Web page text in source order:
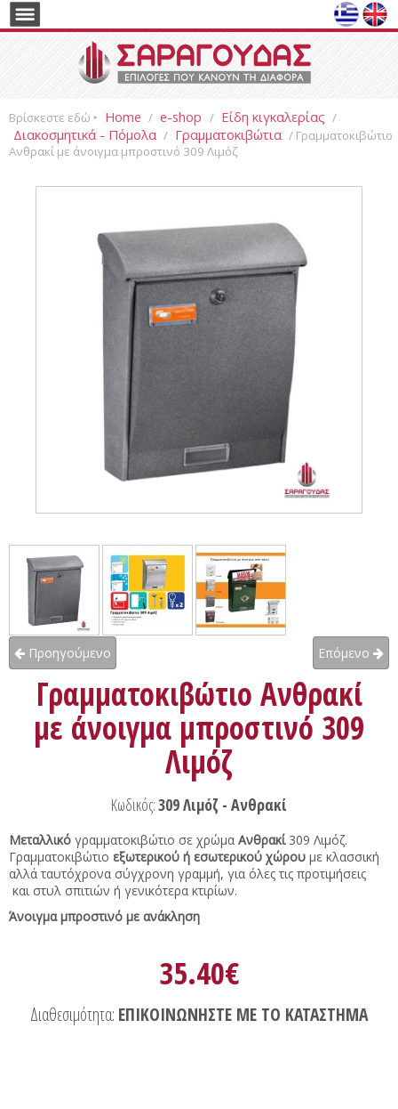
Βρίσκεστε εδώ ‣ Home / e-shop / Είδη κιγκαλερίας /
Διακοσμητικά - Πόμολα / Γραμματοκιβώτια / Γραμματοκιβώτιο
Ανθρακί με άνοιγμα μπροστινό 309 Λιμόζ
Προηγούμενο Επόμενο
Γραμματοκιβώτιο Ανθρακί
με άνοιγμα μπροστινό 309
Λιμόζ
Κωδικός:309 Λιμόζ - Ανθρακί
Μεταλλικό γραμματοκιβώτιο σε χρώμα Ανθρακί 309 Λιμόζ.
Γραμματοκιβώτιο εξωτερικού ή εσωτερικού χώρου με κλασσική
αλλά ταυτόχρονα σύγχρονη γραμμή, για όλες τις προτιμήσεις
και στυλ σπιτιών ή γενικότερα κτιρίων.
Άνοιγμα μπροστινό με ανάκληση
35.40€
Διαθεσιμότητα: ΕΠΙΚΟΙΝΩΝΗΣΤΕ ΜΕ ΤΟ ΚΑΤΑΣΤΗΜΑ